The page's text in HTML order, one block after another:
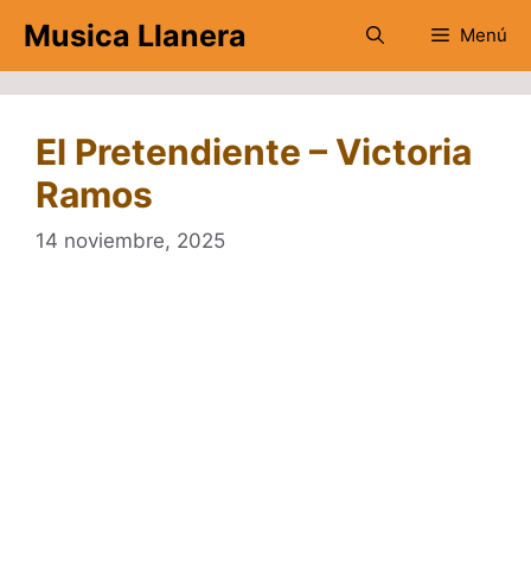
contenido
Musica Llanera Menú
El Pretendiente – Victoria
Ramos
14 noviembre, 2025